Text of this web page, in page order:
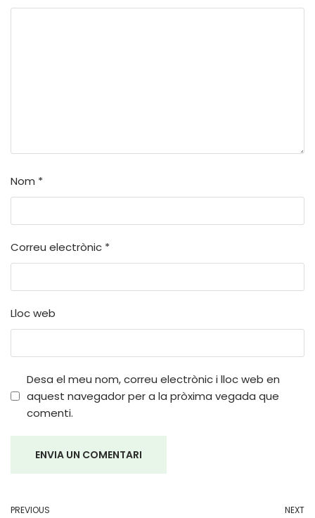
Nom *
Correu electrònic *
Lloc web
Desa el meu nom, correu electrònic i lloc web en
aquest navegador per a la pròxima vegada que
comenti.
PREVIOUS NEXT